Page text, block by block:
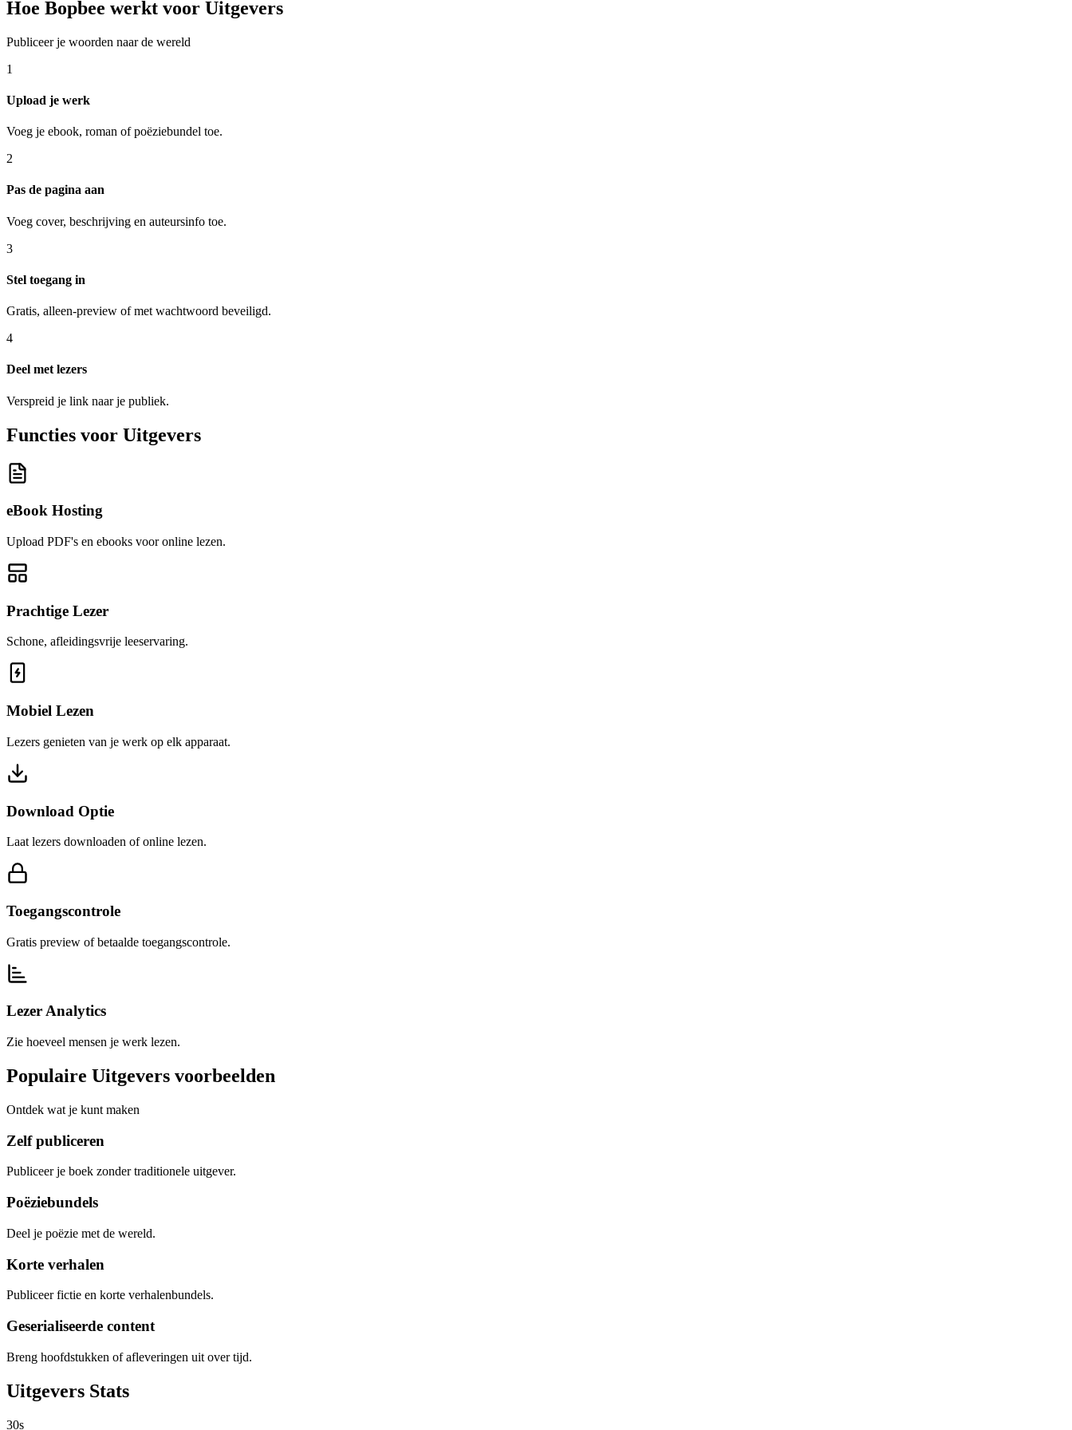
Hoe Bopbee werkt voor Uitgevers
Publiceer je woorden naar de wereld
1
Upload je werk
Voeg je ebook, roman of poëziebundel toe.
2
Pas de pagina aan
Voeg cover, beschrijving en auteursinfo toe.
3
Stel toegang in
Gratis, alleen-preview of met wachtwoord beveiligd.
4
Deel met lezers
Verspreid je link naar je publiek.
Functies voor Uitgevers
eBook Hosting
Upload PDF's en ebooks voor online lezen.
Prachtige Lezer
Schone, afleidingsvrije leeservaring.
Mobiel Lezen
Lezers genieten van je werk op elk apparaat.
Download Optie
Laat lezers downloaden of online lezen.
Toegangscontrole
Gratis preview of betaalde toegangscontrole.
Lezer Analytics
Zie hoeveel mensen je werk lezen.
Populaire Uitgevers voorbeelden
Ontdek wat je kunt maken
Zelf publiceren
Publiceer je boek zonder traditionele uitgever.
Poëziebundels
Deel je poëzie met de wereld.
Korte verhalen
Publiceer fictie en korte verhalenbundels.
Geserialiseerde content
Breng hoofdstukken of afleveringen uit over tijd.
Uitgevers Stats
30s